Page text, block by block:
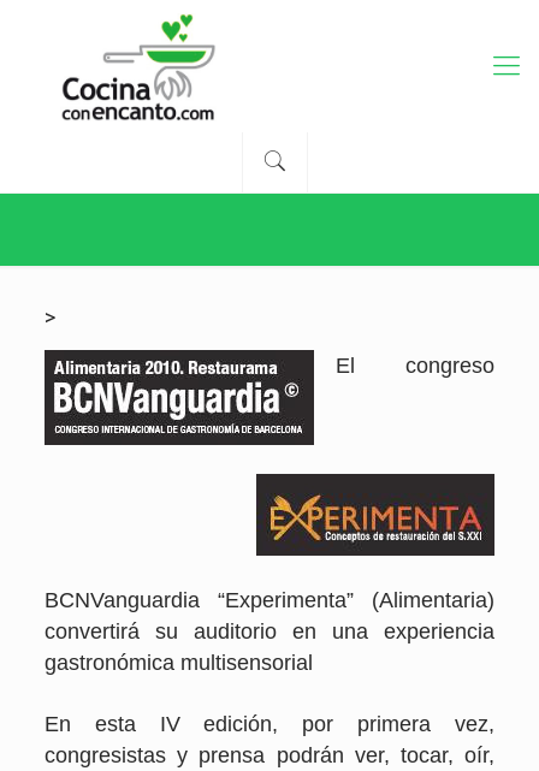
>
El congreso
BCNVanguardia “Experimenta” (Alimentaria)
convertirá su auditorio en una experiencia
gastronómica multisensorial
En esta IV edición, por primera vez,
congresistas y prensa podrán ver, tocar, oír,